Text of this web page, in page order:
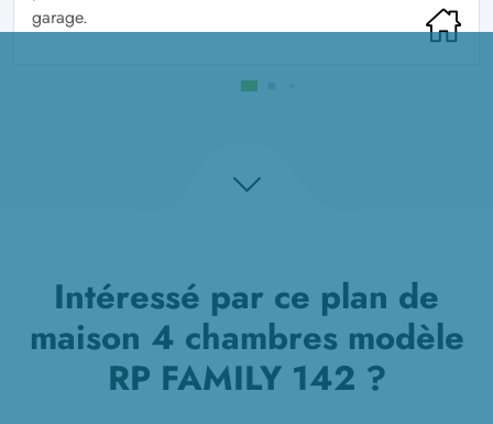
garage.
Intéressé par ce plan de
maison 4 chambres modèle
RP FAMILY 142 ?